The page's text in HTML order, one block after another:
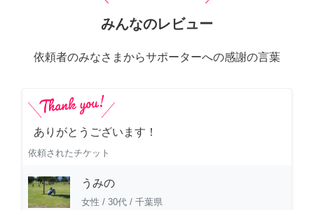
みんなのレビュー
依頼者のみなさまからサポーターへの感謝の言葉
ありがとうございます！
依頼されたチケット
うみの
女性 / 30代 / 千葉県